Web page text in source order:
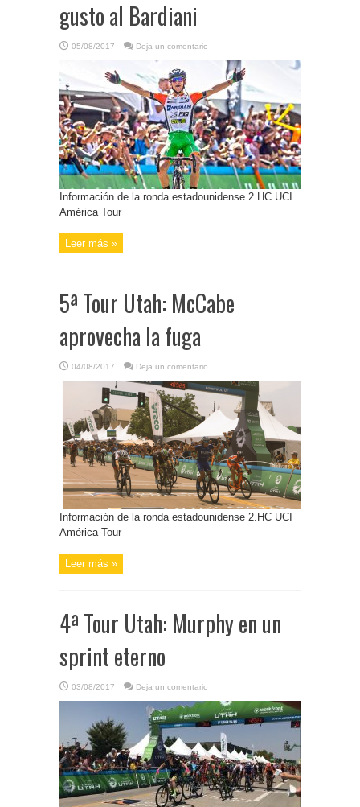
gusto al Bardiani
05/08/2017 Deja un comentario
Información de la ronda estadounidense 2.HC UCI
América Tour
Leer más »
5ª Tour Utah: McCabe
aprovecha la fuga
04/08/2017 Deja un comentario
Información de la ronda estadounidense 2.HC UCI
América Tour
Leer más »
4ª Tour Utah: Murphy en un
sprint eterno
03/08/2017 Deja un comentario